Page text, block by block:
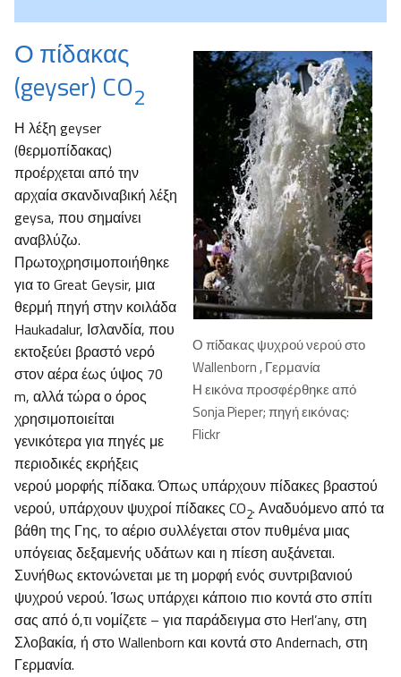
Ο πίδακας ψυχρού νερού στο
Wallenborn , Γερμανία
Η εικόνα προσφέρθηκε από
Sonja Pieper; πηγή εικόνας:
Flickr
Ο πίδακας
(geyser) CO2
Η λέξη geyser
(θερμοπίδακας)
προέρχεται από την
αρχαία σκανδιναβική λέξη
geysa, που σημαίνει
αναβλύζω.
Πρωτοχρησιμοποιήθηκε
για το Great Geysir, μια
θερμή πηγή στην κοιλάδα
Haukadalur, Ισλανδία, που
εκτοξεύει βραστό νερό
στον αέρα έως ύψος 70
m, αλλά τώρα ο όρος
χρησιμοποιείται
γενικότερα για πηγές με
περιοδικές εκρήξεις
νερού μορφής πίδακα. Όπως υπάρχουν πίδακες βραστού
νερού, υπάρχουν ψυχροί πίδακες CO2. Αναδυόμενο από τα
βάθη της Γης, το αέριο συλλέγεται στον πυθμένα μιας
υπόγειας δεξαμενής υδάτων και η πίεση αυξάνεται.
Συνήθως εκτονώνεται με τη μορφή ενός συντριβανιού
ψυχρού νερού. Ίσως υπάρχει κάποιο πιο κοντά στο σπίτι
σας από ό,τι νομίζετε – για παράδειγμα στο Herl’any, στη
Σλοβακία, ή στο Wallenborn και κοντά στο Andernach, στη
Γερμανία.